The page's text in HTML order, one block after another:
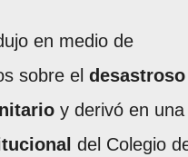
en medio de
sobre el
y derivó en una
del Colegio